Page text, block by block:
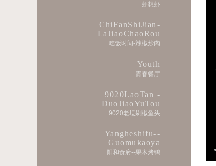
虾想虾
ChiFanShiJian-
LaJiaoChaoRou
吃饭时间-辣椒炒肉
Youth
青春餐厅
9020LaoTan -
DuoJiaoYuTou
9020老坛剁椒鱼头
Yangheshifu--
Guomukaoya
阳和食府--果木烤鸭